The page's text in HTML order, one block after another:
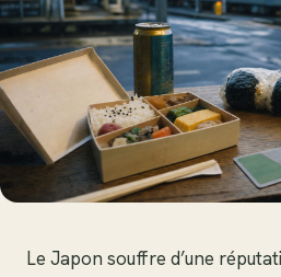
Le Japon souffre d’une